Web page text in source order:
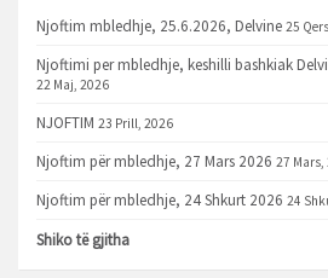
Njoftim mbledhje, 25.6.2026, Delvine 25
Njoftimi per mbledhje, keshilli bashkiak
22 Maj, 2026
NJOFTIM 23 Prill, 2026
Njoftim për mbledhje, 27 Mars 2026 27 Mars,
Njoftim për mbledhje, 24 Shkurt 2026 24
Shiko të gjitha